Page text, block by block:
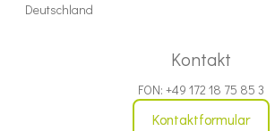
Deutschland
Kontakt
FON: +49 172 18 75 85 3
Kontaktformular